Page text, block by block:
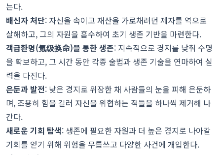
는다.
배신자 처단: 자신을 속이고 재산을 가로채려던 제자를 역으로
살해하고, 그의 자원을 흡수하여 초기 생존 기반을 마련한다.
객급환명(氪级换命)을 통한 생존: 지속적으로 경지를 낮춰 수명
을 확보하고, 그 시간 동안 각종 술법과 생존 기술을 연마하여 실
력을 다진다.
은둔과 발전: 낮은 경지로 위장한 채 사람들의 눈을 피해 은둔하
며, 조용히 힘을 길러 자신을 위협하는 적들을 하나씩 제거해 나
간다.
새로운 기회 탐색: 생존에 필요한 자원과 더 높은 경지로 나아갈
기회를 얻기 위해 위험을 무릅쓰고 다양한 사건에 개입한다.